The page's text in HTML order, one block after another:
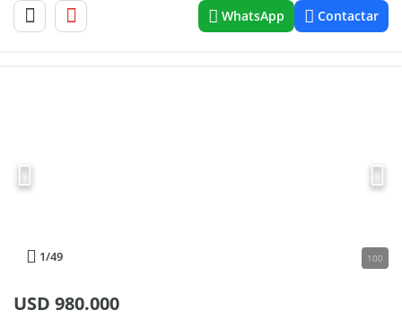
WhatsApp Contactar
1/49 100
USD 980.000